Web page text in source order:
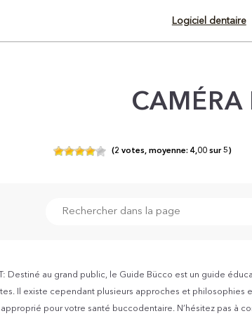
Logiciel dentaire
CAMÉRA
(2 votes,moyenne: 4,00sur5)
Destiné au grand public, le Guide Bücco est un guide
Il existe cependant plusieurs approches et philosophies
pour votre santé buccodentaire. N’hésitez pas à